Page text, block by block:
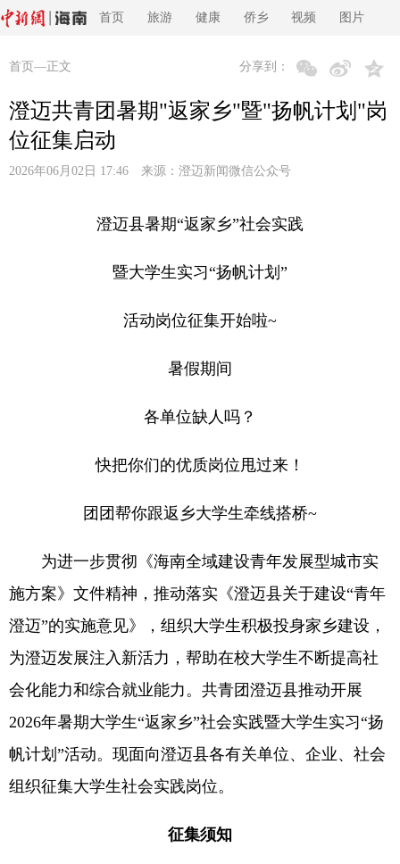
首页 旅游 健康 侨乡 视频 图片
首页 —正文 分享到：
澄迈共青团暑期"返家乡"暨"扬帆计划"岗
位征集启动
2026年06月02日 17:46 来源： 澄迈新闻微信公众号
澄迈县暑期“返家乡”社会实践
暨大学生实习“扬帆计划”
活动岗位征集开始啦~
暑假期间
各单位缺人吗？
快把你们的优质岗位甩过来！
团团帮你跟返乡大学生牵线搭桥~
为进一步贯彻《海南全域建设青年发展型城市实
施方案》文件精神，推动落实《澄迈县关于建设“青年
澄迈”的实施意见》，组织大学生积极投身家乡建设，
为澄迈发展注入新活力，帮助在校大学生不断提高社
会化能力和综合就业能力。共青团澄迈县推动开展
2026年暑期大学生“返家乡”社会实践暨大学生实习“扬
帆计划”活动。现面向澄迈县各有关单位、企业、社会
组织征集大学生社会实践岗位。
征集须知